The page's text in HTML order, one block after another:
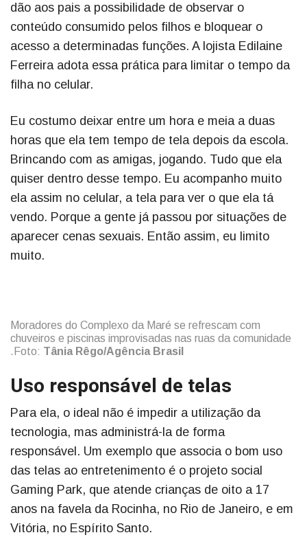
dão aos pais a possibilidade de observar o
conteúdo consumido pelos filhos e bloquear o
acesso a determinadas funções. A lojista Edilaine
Ferreira adota essa prática para limitar o tempo da
filha no celular.
Eu costumo deixar entre um hora e meia a duas
horas que ela tem tempo de tela depois da escola.
Brincando com as amigas, jogando. Tudo que ela
quiser dentro desse tempo. Eu acompanho muito
ela assim no celular, a tela para ver o que ela tá
vendo. Porque a gente já passou por situações de
aparecer cenas sexuais. Então assim, eu limito
muito.
Moradores do Complexo da Maré se refrescam com
chuveiros e piscinas improvisadas nas ruas da comunidade
.Foto: Tânia Rêgo/Agência Brasil
Uso responsável de telas
Para ela, o ideal não é impedir a utilização da
tecnologia, mas administrá-la de forma
responsável. Um exemplo que associa o bom uso
das telas ao entretenimento é o projeto social
Gaming Park, que atende crianças de oito a 17
anos na favela da Rocinha, no Rio de Janeiro, e em
Vitória, no Espírito Santo.